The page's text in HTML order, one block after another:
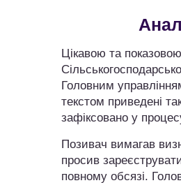
Цікавою та
Головним
текстом приведені
зафіксовано у
Позивач вимагав
просив
повному обсязі.